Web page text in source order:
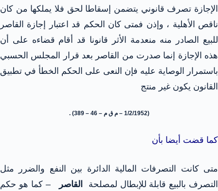
الإجازة تصرف قانوني يتضمن إسقاطا لحق فلا يملكها من كان
ناقص الأهلية ، وإذن فمتى كان الحكم قد اعتبار إجازة القاصر
للبيع الصادر منه منعدمة الأثر قانونا قد أقام قضاءه على أن
هذه الإجازة إنما صدرت من القاصر بعد قرار المجلس الحسبي
باستمرار الوصاية عليه فإن النعى على الحكم الخطأ في تطبيق
القانون يكون غير منتج
(1/2/1952 – م ق م – 46 – 389) .
كما قضت أيضا بأن
متى كانت التصرفات المالية الدائرة بين النفع والضرر مثل
التصرف بالبيع قابلة للإبطال لمصلحة
القاصر– كما هو حكم